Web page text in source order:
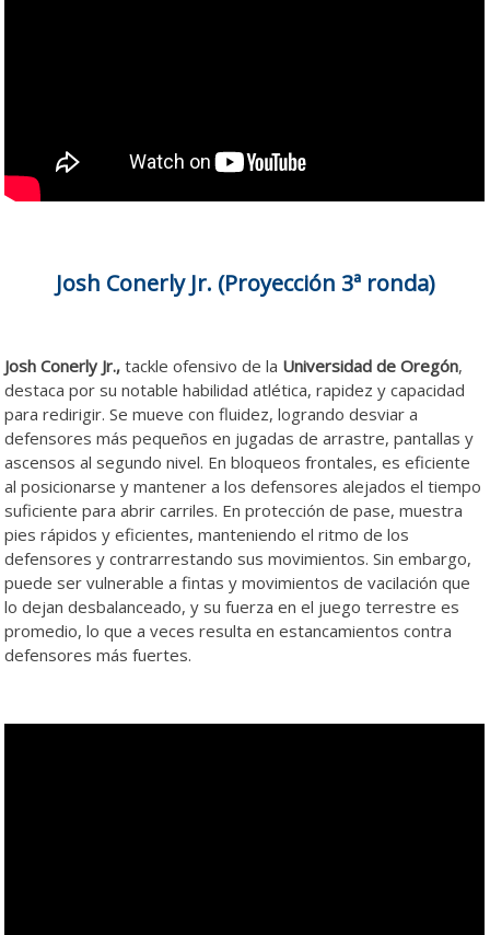
Josh Conerly Jr. (Proyección 3ª ronda)
Josh Conerly Jr., tackle ofensivo de la Universidad de Oregón,
destaca por su notable habilidad atlética, rapidez y capacidad
para redirigir. Se mueve con fluidez, logrando desviar a
defensores más pequeños en jugadas de arrastre, pantallas y
ascensos al segundo nivel. En bloqueos frontales, es eficiente
al posicionarse y mantener a los defensores alejados el tiempo
suficiente para abrir carriles. En protección de pase, muestra
pies rápidos y eficientes, manteniendo el ritmo de los
defensores y contrarrestando sus movimientos. Sin embargo,
puede ser vulnerable a fintas y movimientos de vacilación que
lo dejan desbalanceado, y su fuerza en el juego terrestre es
promedio, lo que a veces resulta en estancamientos contra
defensores más fuertes.